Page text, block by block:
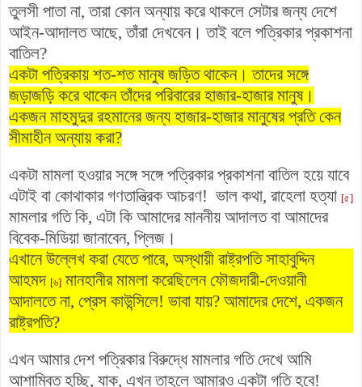
তুলসী পাতা না, তারা কোন অন্যায় করে থাকলে সেটার জন্য দেশে
আইন-আদালত আছে, তাঁরা দেখবেন। তাই বলে পত্রিকার প্রকাশনা
বাতিল?
একটা পত্রিকায় শত-শত মানুষ জড়িত থাকেন। তাদের সঙ্গে
জড়াজড়ি করে থাকেন তাঁদের পরিবারের হাজার-হাজার মানুষ।
একজন মাহমুদুর রহমানের জন্য হাজার-হাজার মানুষের প্রতি কেন
সীমাহীন অন্যায় করা?
একটা মামলা হওয়ার সঙ্গে সঙ্গে পত্রিকার প্রকাশনা বাতিল হয়ে যাবে
এটাই বা কোথাকার গণতান্ত্রিক আচরণ! ভাল কথা, রাহেলা হত্যা [৫]
মামলার গতি কি, এটা কি আমাদের মাননীয় আদালত বা আমাদের
বিবেক-মিডিয়া জানাবেন, প্লিজ।
এখানে উল্লেখ করা যেতে পারে, অস্থায়ী রাষ্ট্রপতি সাহাবুদ্দিন
আহমদ [৬] মানহানীর মামলা করেছিলেন ফৌজদারী-দেওয়ানী
আদালতে না, প্রেস কাউন্সিলে! ভাবা যায়? আমাদের দেশে, একজন
রাষ্ট্রপতি?
এখন আমার দেশ পত্রিকার বিরুদ্ধে মামলার গতি দেখে আমি
আশাম্বিত হচ্ছি, যাক, এখন তাহলে আমারও একটা গতি হবে!